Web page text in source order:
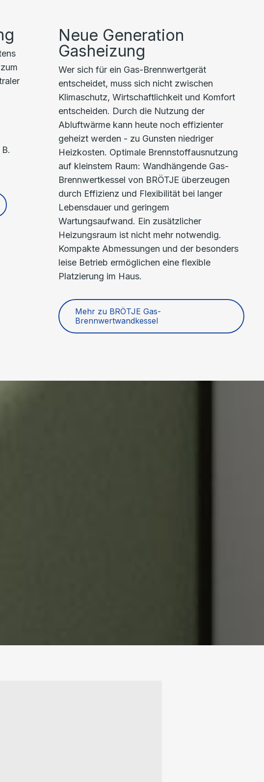
Neue Generation
Gasheizung
Wer sich für ein Gas-Brennwertgerät
entscheidet, muss sich nicht zwischen
Klimaschutz, Wirtschaftlichkeit und Komfort
entscheiden. Durch die Nutzung der
Abluftwärme kann heute noch effizienter
geheizt werden - zu Gunsten niedriger
Heizkosten. Optimale Brennstoffausnutzung
auf kleinstem Raum: Wandhängende Gas-
Brennwertkessel von BRÖTJE überzeugen
durch Effizienz und Flexibilität bei langer
Lebensdauer und geringem
Wartungsaufwand. Ein zusätzlicher
Heizungsraum ist nicht mehr notwendig.
Kompakte Abmessungen und der besonders
leise Betrieb ermöglichen eine flexible
Platzierung im Haus.
Mehr zu BRÖTJE Gas-
Brennwertwandkessel